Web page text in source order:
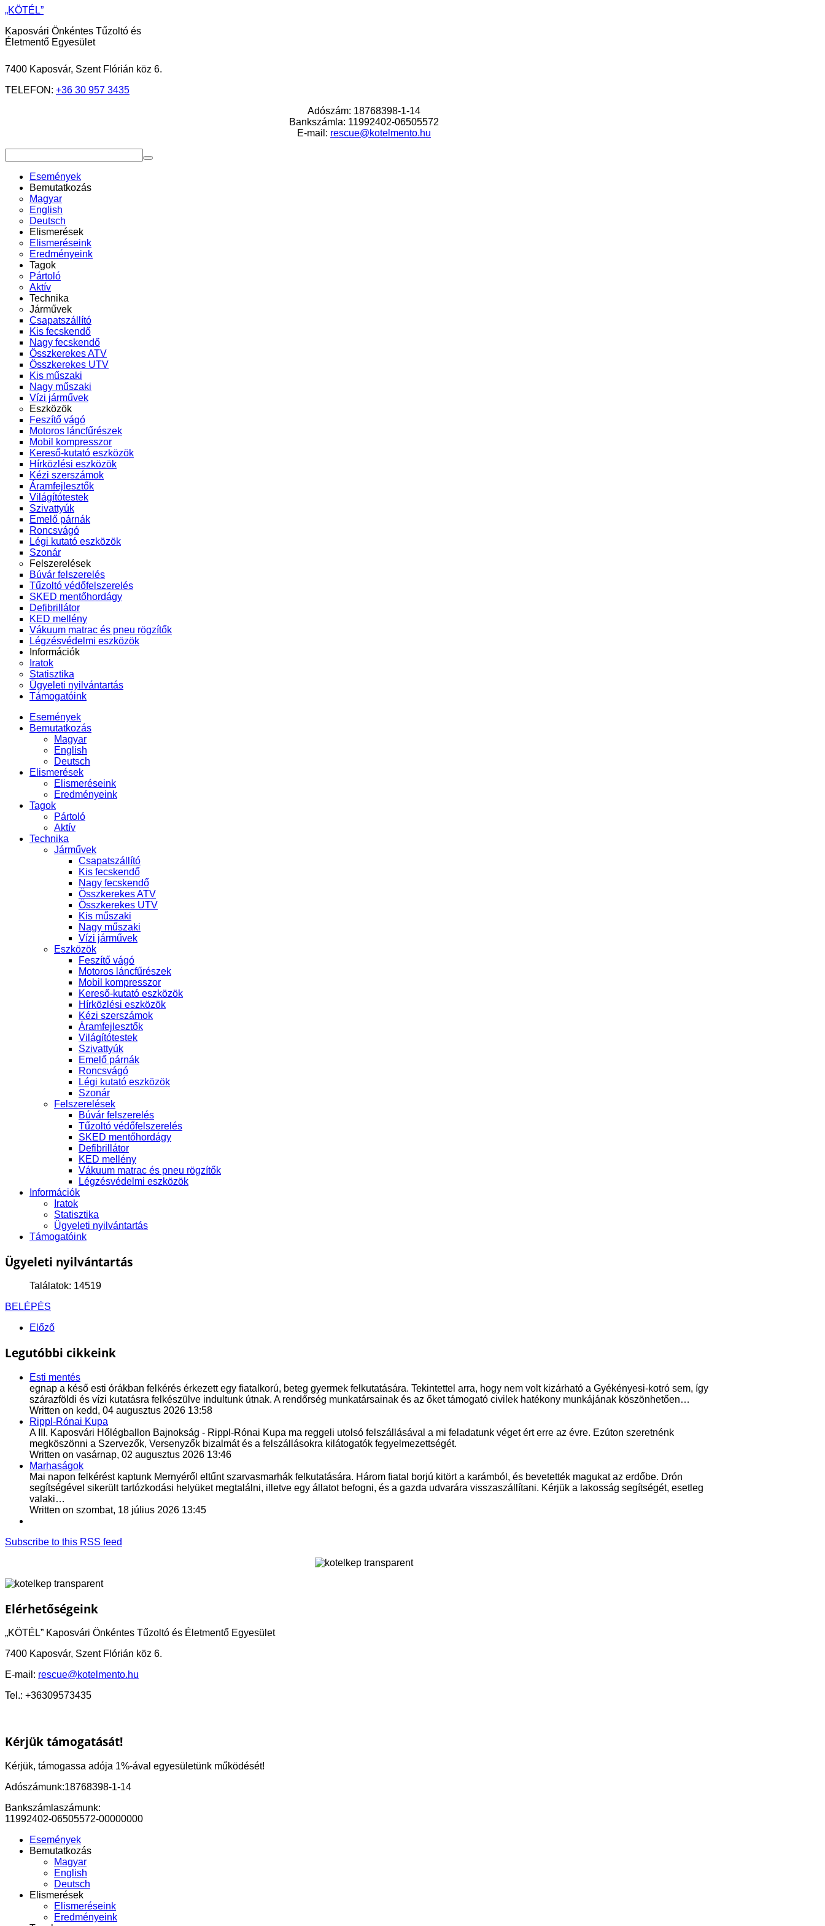
„KÖTÉL”
Kaposvári Önkéntes Tűzoltó és
Életmentő Egyesület
7400 Kaposvár, Szent Flórián köz 6.
TELEFON: +36 30 957 3435
Adószám: 18768398-1-14
Bankszámla: 11992402-06505572
E-mail: rescue@kotelmento.hu
Események
Bemutatkozás
Magyar
English
Deutsch
Elismerések
Elismeréseink
Eredményeink
Tagok
Pártoló
Aktív
Technika
Járművek
Csapatszállító
Kis fecskendő
Nagy fecskendő
Összkerekes ATV
Összkerekes UTV
Kis műszaki
Nagy műszaki
Vízi járművek
Eszközök
Feszítő vágó
Motoros láncfűrészek
Mobil kompresszor
Kereső-kutató eszközök
Hírközlési eszközök
Kézi szerszámok
Áramfejlesztők
Világítótestek
Szivattyúk
Emelő párnák
Roncsvágó
Légi kutató eszközök
Szonár
Felszerelések
Búvár felszerelés
Tűzoltó védőfelszerelés
SKED mentőhordágy
Defibrillátor
KED mellény
Vákuum matrac és pneu rögzítők
Légzésvédelmi eszközök
Információk
Iratok
Statisztika
Ügyeleti nyilvántartás
Támogatóink
Események
Bemutatkozás
Magyar
English
Deutsch
Elismerések
Elismeréseink
Eredményeink
Tagok
Pártoló
Aktív
Technika
Járművek
Csapatszállító
Kis fecskendő
Nagy fecskendő
Összkerekes ATV
Összkerekes UTV
Kis műszaki
Nagy műszaki
Vízi járművek
Eszközök
Feszítő vágó
Motoros láncfűrészek
Mobil kompresszor
Kereső-kutató eszközök
Hírközlési eszközök
Kézi szerszámok
Áramfejlesztők
Világítótestek
Szivattyúk
Emelő párnák
Roncsvágó
Légi kutató eszközök
Szonár
Felszerelések
Búvár felszerelés
Tűzoltó védőfelszerelés
SKED mentőhordágy
Defibrillátor
KED mellény
Vákuum matrac és pneu rögzítők
Légzésvédelmi eszközök
Információk
Iratok
Statisztika
Ügyeleti nyilvántartás
Támogatóink
Ügyeleti nyilvántartás
Találatok: 14519
BELÉPÉS
Előző
Legutóbbi cikkeink
Esti mentés
egnap a késő esti órákban felkérés érkezett egy fiatalkorú, beteg gyermek felkutatására. Tekintettel arra, hogy nem volt kizárható a Gyékényesi-kotró sem, így
szárazföldi és vízi kutatásra felkészülve indultunk útnak. A rendőrség munkatársainak és az őket támogató civilek hatékony munkájának köszönhetően…
Written on kedd, 04 augusztus 2026 13:58
Rippl-Rónai Kupa
A III. Kaposvári Hőlégballon Bajnokság - Rippl-Rónai Kupa ma reggeli utolsó felszállásával a mi feladatunk véget ért erre az évre. Ezúton szeretnénk
megköszönni a Szervezők, Versenyzők bizalmát és a felszállásokra kilátogatók fegyelmezettségét.
Written on vasárnap, 02 augusztus 2026 13:46
Marhaságok
Mai napon felkérést kaptunk Mernyéről eltűnt szarvasmarhák felkutatására. Három fiatal borjú kitört a karámból, és bevetették magukat az erdőbe. Drón
segítségével sikerült tartózkodási helyüket megtalálni, illetve egy állatot befogni, és a gazda udvarára visszaszállítani. Kérjük a lakosság segítségét, esetleg
valaki…
Written on szombat, 18 július 2026 13:45
Subscribe to this RSS feed
Elérhetőségeink
„KÖTÉL” Kaposvári Önkéntes Tűzoltó és Életmentő Egyesület
7400 Kaposvár, Szent Flórián köz 6.
E-mail: rescue@kotelmento.hu
Tel.: +36309573435
Kérjük támogatását!
Kérjük, támogassa adója 1%-ával egyesületünk működését!
Adószámunk:18768398-1-14
Bankszámlaszámunk:
11992402-06505572-00000000
Események
Bemutatkozás
Magyar
English
Deutsch
Elismerések
Elismeréseink
Eredményeink